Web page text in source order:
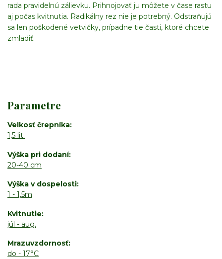
rada pravidelnú zálievku. Prihnojovať ju môžete v čase rastu
aj počas kvitnutia. Radikálny rez nie je potrebný. Odstraňujú
sa len poškodené vetvičky, prípadne tie časti, ktoré chcete
zmladiť.
Parametre
Veľkosť črepníka
1,5 lit.
Výška pri dodaní
20-40 cm
Výška v dospelosti
1 - 1,5m
Kvitnutie
júl - aug.
Mrazuvzdornosť
do - 17°C